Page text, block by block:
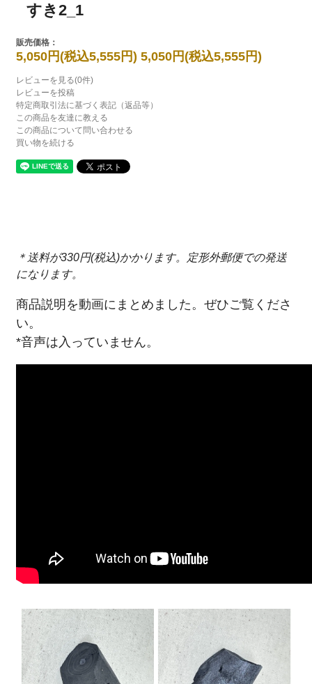
すき2_1
販売価格：
5,050円(税込5,555円) 5,050円(税込5,555円)
レビューを見る(0件)
レビューを投稿
特定商取引法に基づく表記（返品等）
この商品を友達に教える
この商品について問い合わせる
買い物を続ける
＊送料が330円(税込)かかります。定形外郵便での発送
になります。
商品説明を動画にまとめました。ぜひご覧くださ
い。
*音声は入っていません。